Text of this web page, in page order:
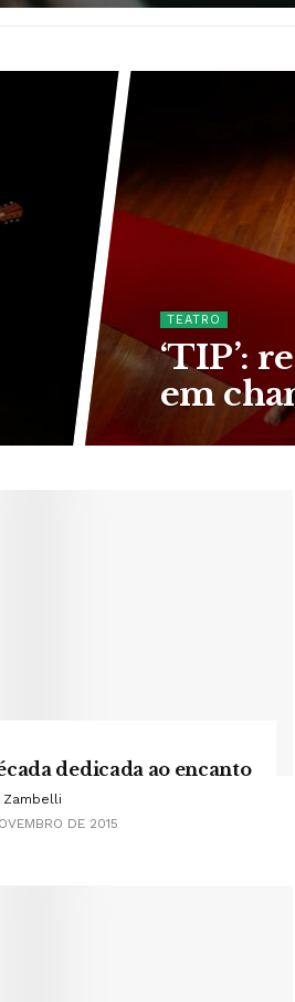
TEATRO
‘TIP’:
em
dedicada ao encanto
Zambelli
DE 2015